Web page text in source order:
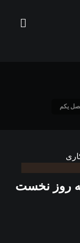
یکم
نگاهی به روز نخست